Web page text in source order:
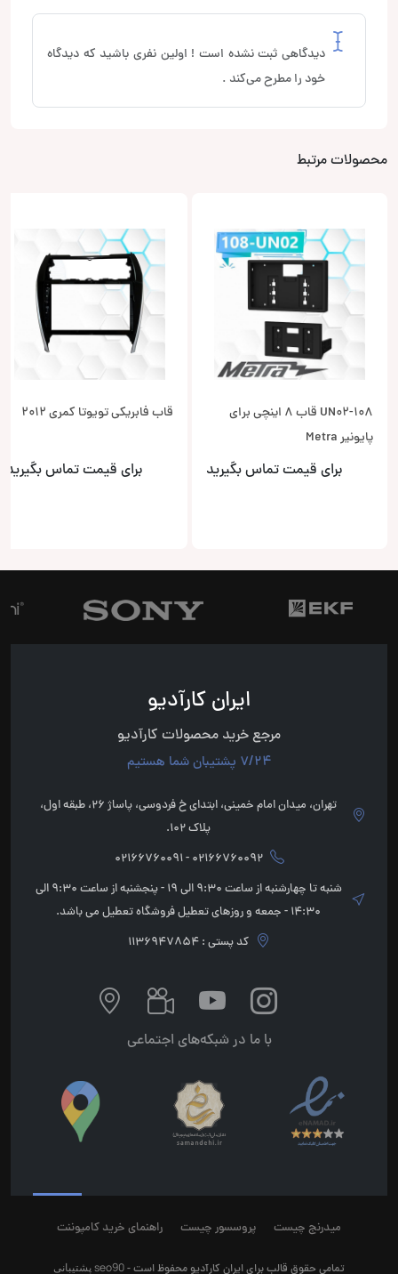
دیدگاهی ثبت نشده است ! اولین نفری باشید که دیدگاه
خود را مطرح می‌کند .
محصولات مرتبط
108-UN02 قاب 8 اینچی برای
پایونیر Metra
برای قیمت تماس بگیرید
قاب فابریکی تویوتا کمری 2012
برای قیمت تماس بگیرید
ایران کارآدیو
مرجع خرید محصولات کارآدیو
7/24 پشتیبان شما هستیم
تهران، میدان امام خمینی، ابتدای خ فردوسی، پاساژ 26، طبقه اول،
پلاک 102.
02166760092 - 02166760091
شنبه تا چهارشنبه از ساعت 9:30 الی 19 - پنجشنبه از ساعت 9:30 الی
14:30 - جمعه و روزهای تعطیل فروشگاه تعطیل می باشد.
کد پستی : 1136947854
با ما در شبکه‌های اجتماعی
میدرنج چیست پروسسور چیست راهنمای خرید کامپوننت
تمامی حقوق قالب برای ایران کارآدیو محفوظ است -seo90پشتیبانی